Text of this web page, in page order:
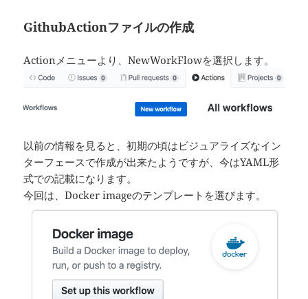
GithubActionファイルの作成
Actionメニューより、NewWorkFlowを選択します。
以前の情報を見ると、初期の頃はビジュアライズなイン
ターフェースで作成が出来たようですが、今はYAML形
式での記載になります。
今回は、Docker imageのテンプレートを選びます。